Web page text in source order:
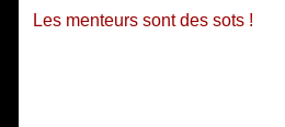
Les menteurs sont des sots !